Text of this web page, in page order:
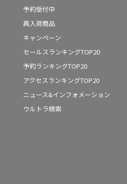
予約受付中
再入荷商品
キャンペーン
セールスランキングTOP20
予約ランキングTOP20
アクセスランキングTOP20
ニュース&インフォメーション
ウルトラ検索